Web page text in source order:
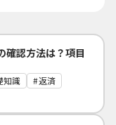
確認方法は？項目
知識
返済